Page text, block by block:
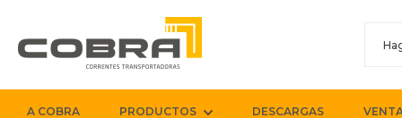
A COBRA PRODUCTOS DESCARGAS